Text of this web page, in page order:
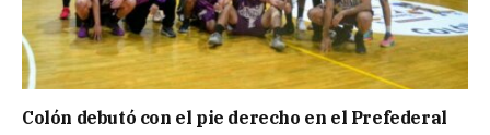
Colón debutó con el pie derecho en el Prefederal